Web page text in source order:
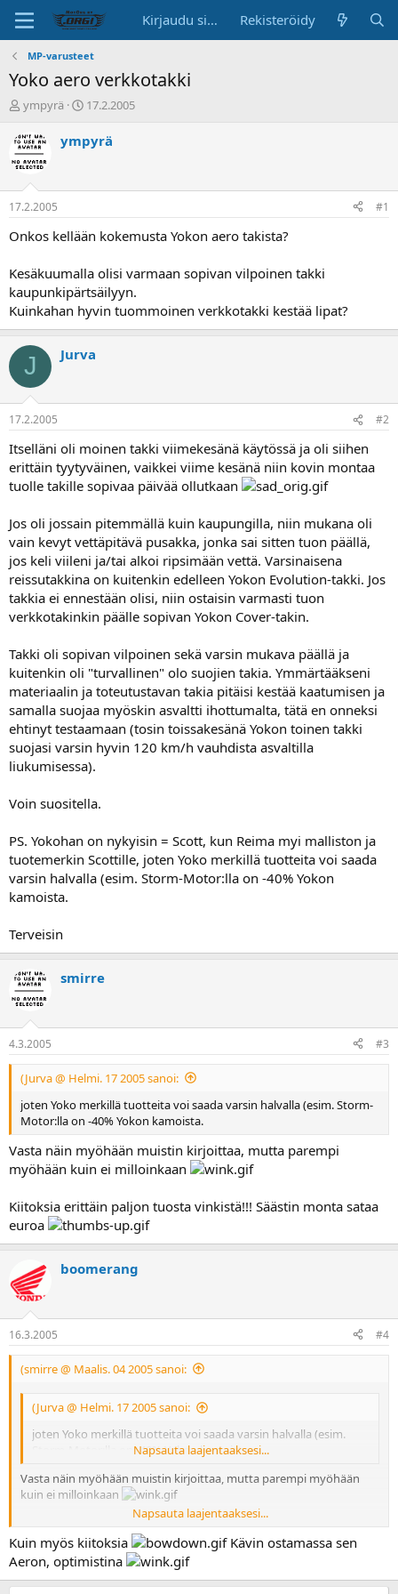
Kirjaudu sisään Rekisteröidy
MP-varusteet
Yoko aero verkkotakki
K
s
k
u
s
t
e
l
a
l
o
i
t
a
j
a
ympyrä
A
o
p
ä
ä
17.2.2005
ympyrä
17.2.2005 #1
Onkos kellään kokemusta Yokon aero takista?
Kesäkuumalla olisi varmaan sopivan vilpoinen takki
kaupunkipärtsäilyyn.
Kuinkahan hyvin tuommoinen verkkotakki kestää lipat?
J Jurva
17.2.2005 #2
Itselläni oli moinen takki viimekesänä käytössä ja oli siihen
erittäin tyytyväinen, vaikkei viime kesänä niin kovin montaa
tuolle takille sopivaa päivää ollutkaan
Jos oli jossain pitemmällä kuin kaupungilla, niin mukana oli
vain kevyt vettäpitävä pusakka, jonka sai sitten tuon päällä,
jos keli viileni ja/tai alkoi ripsimään vettä. Varsinaisena
reissutakkina on kuitenkin edelleen Yokon Evolution-takki. Jos
takkia ei ennestään olisi, niin ostaisin varmasti tuon
verkkotakinkin päälle sopivan Yokon Cover-takin.
Takki oli sopivan vilpoinen sekä varsin mukava päällä ja
kuitenkin oli "turvallinen" olo suojien takia. Ymmärtääkseni
materiaalin ja toteutustavan takia pitäisi kestää kaatumisen ja
samalla suojaa myöskin asvaltti ihottumalta, tätä en onneksi
ehtinyt testaamaan (tosin toissakesänä Yokon toinen takki
suojasi varsin hyvin 120 km/h vauhdista asvaltilla
liukumisessa).
Voin suositella.
PS. Yokohan on nykyisin = Scott, kun Reima myi malliston ja
tuotemerkin Scottille, joten Yoko merkillä tuotteita voi saada
varsin halvalla (esim. Storm-Motor:lla on -40% Yokon
kamoista.
Terveisin
smirre
4.3.2005 #3
(Jurva @ Helmi. 17 2005 sanoi:
joten Yoko merkillä tuotteita voi saada varsin halvalla (esim. Storm-
Motor:lla on -40% Yokon kamoista.
Vasta näin myöhään muistin kirjoittaa, mutta parempi
myöhään kuin ei milloinkaan
Kiitoksia erittäin paljon tuosta vinkistä!!! Säästin monta sataa
euroa
boomerang
16.3.2005 #4
(smirre @ Maalis. 04 2005 sanoi:
(Jurva @ Helmi. 17 2005 sanoi:
joten Yoko merkillä tuotteita voi saada varsin halvalla (esim.
Storm-Motor:lla on -40% Yokon kamoista.
Napsauta laajentaaksesi...
Vasta näin myöhään muistin kirjoittaa, mutta parempi myöhään
kuin ei milloinkaan
Kiitoksia erittäin paljon tuosta vinkistä!!! Säästin monta sataa euroa
Napsauta laajentaaksesi...
Kuin myös kiitoksia
Kävin ostamassa sen
Aeron, optimistina